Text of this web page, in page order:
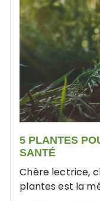
5 PLANTES
SANTÉ
Chère lectrice,
plantes est la